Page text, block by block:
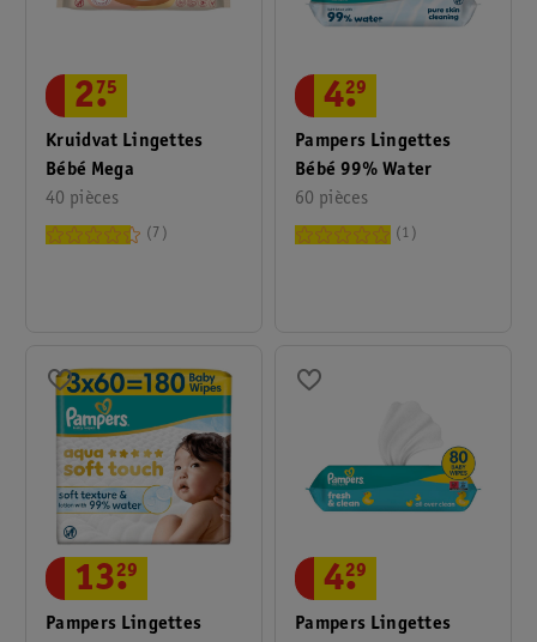
Kruidvat Lingettes
Bébé Mega
40 pièces
2.
75
7
Pampers Lingettes
Bébé 99% Water
60 pièces
4.
29
1
Pampers Lingettes
13.
29
Pampers Lingettes
4.
29